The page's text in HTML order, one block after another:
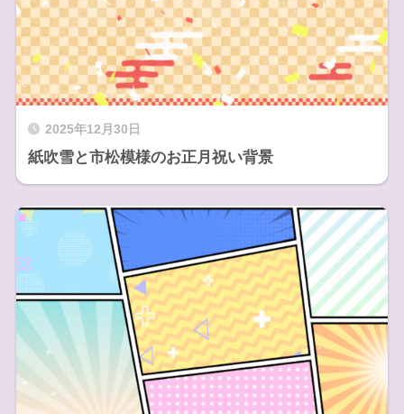
2025年12月30日
紙吹雪と市松模様のお正月祝い背景